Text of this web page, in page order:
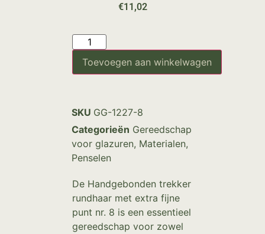
€11,02
Toevoegen aan winkelwagen
SKU GG-1227-8
Categorieën Gereedschap
voor glazuren, Materialen,
Penselen
De Handgebonden trekker
rundhaar met extra fijne
punt nr. 8 is een essentieel
gereedschap voor zowel